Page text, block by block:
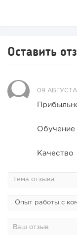
Оставить
09 АВГУСТА
Обучение
Качество